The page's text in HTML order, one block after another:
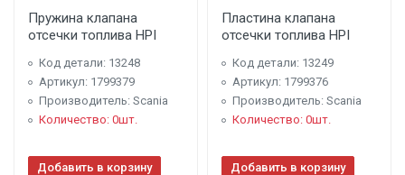
Пружина клапана
отсечки топлива HPI
Код детали: 13248
Артикул: 1799379
Производитель: Scania
Количество: 0шт.
Добавить в корзину
Пластина клапана
отсечки топлива HPI
Код детали: 13249
Артикул: 1799376
Производитель: Scania
Количество: 0шт.
Добавить в корзину